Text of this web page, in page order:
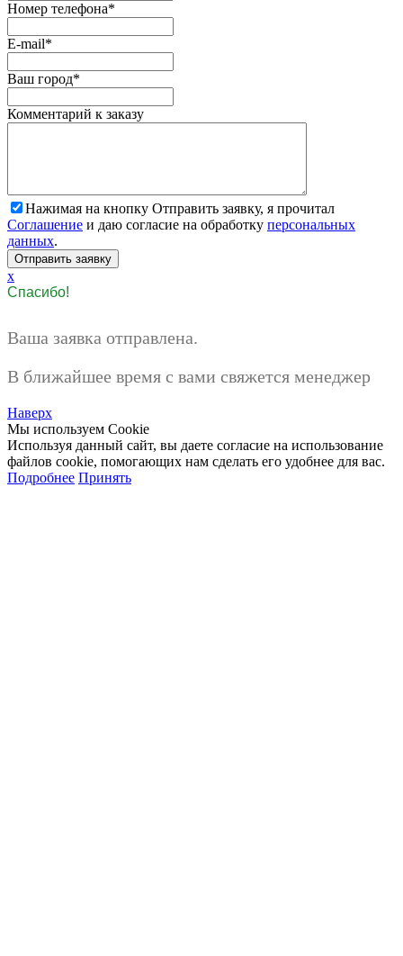
Номер телефона*
E-mail*
Ваш город*
Комментарий к заказу
Нажимая на кнопку Отправить заявку, я прочитал
Соглашение и даю согласие на обработку персональных
данных.
x
Спасибо!
Ваша заявка отправлена.
В ближайшее время с вами свяжется менеджер
Наверх
Мы используем Cookie
Используя данный сайт, вы даете согласие на использование
файлов cookie, помогающих нам сделать его удобнее для вас.
Подробнее Принять